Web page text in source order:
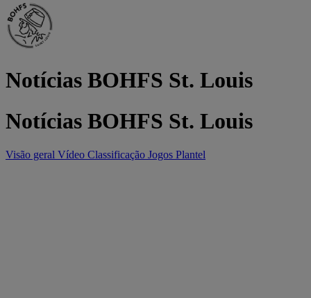
Notícias BOHFS St. Louis
Notícias BOHFS St. Louis
Visão geral Vídeo Classificação Jogos Plantel